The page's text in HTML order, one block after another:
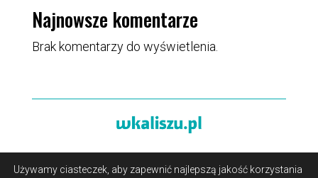
Najnowsze komentarze
Brak komentarzy do wyświetlenia.
O portalu/Reklama/ Polityka prywatności i pliki cookies
Używamy ciasteczek, aby zapewnić najlepszą jakość korzystania